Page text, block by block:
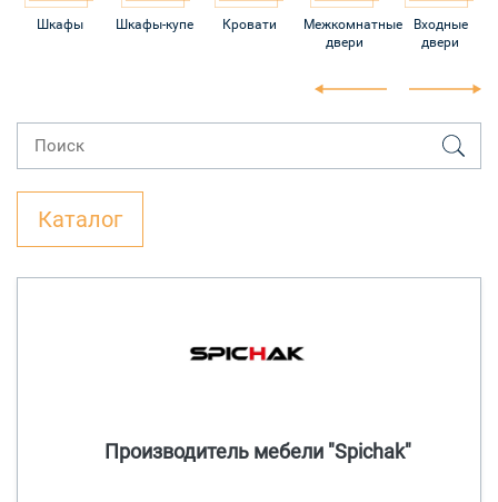
Шкафы Шкафы-купе Кровати
Межкомнатные
двери
Входные
двери
Каталог
Производитель мебели "Spichak"